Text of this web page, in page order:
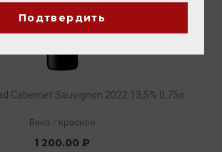
Cabernet Sauvignon 2022 13,5% 0,75л
Вино / красное
1 200.00 ₽
Подтвердить